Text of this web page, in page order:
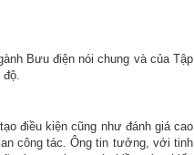
Bưu điện nói chung và của Tập
độ.
điều kiện cũng như đánh giá cao
công tác. Ông tin tưởng, với tinh